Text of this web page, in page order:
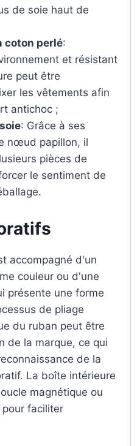
de soie haut de
coton perlé:
et résistant
peut être
les vêtements afin
antichoc ;
: Grâce à ses
nœud papillon, il
pièces de
le sentiment de
accompagné d'un
couleur ou d'une
présente une forme
de pliage
du ruban peut être
de la marque, ce qui
de la
La boîte intérieure
magnétique ou
faciliter